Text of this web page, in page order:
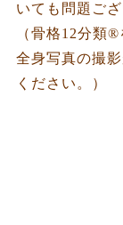
いても問題ござ
（骨格12分類
全身写真の撮
ください。）